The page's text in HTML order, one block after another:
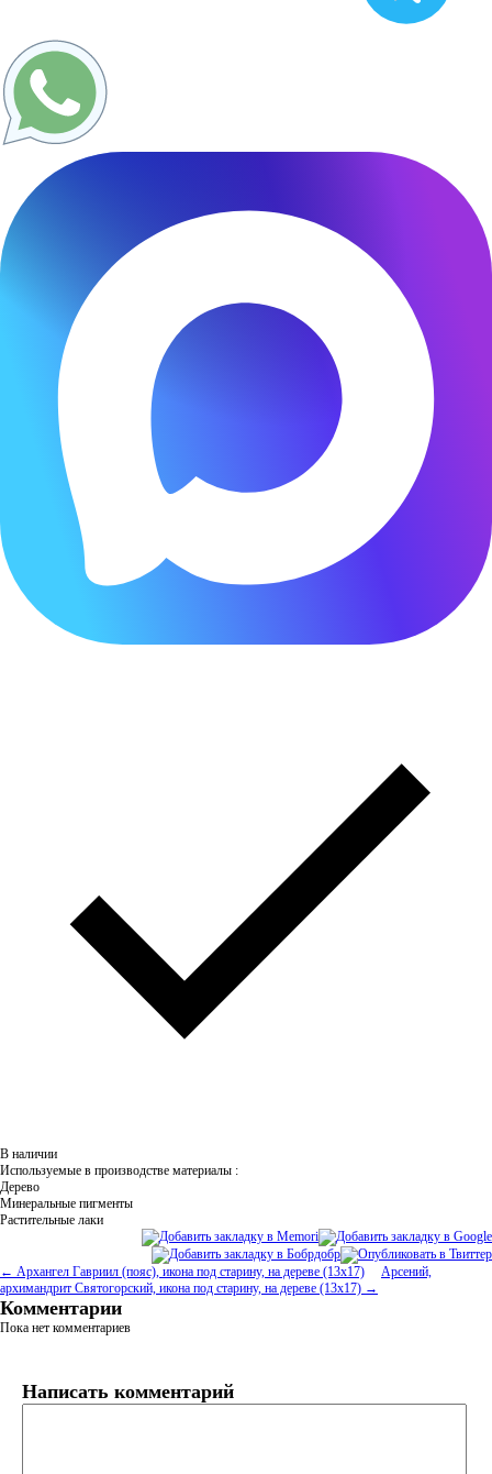
В наличии
Используемые в производстве материалы :
Дерево
Минеральные пигменты
Растительные лаки
← Архангел Гавриил (пояс), икона под старину, на дереве (13х17)
Арсений,
архимандрит Святогорский, икона под старину, на дереве (13х17) →
Комментарии
Пока нет комментариев
Написать комментарий